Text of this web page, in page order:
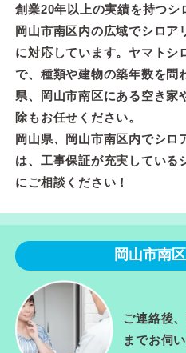
創業20年以上の実績を持つシ
岡山市南区内の広域でシロア
に対応しています。ヤマトシ
で、種類や建物の築年数を問
県、岡山市南区にある空き家
除もお任せください。
岡山県、岡山市南区内でシロ
は、工事保証が充実している
にご相談ください！
岡山市南
ご連絡後
までお伺